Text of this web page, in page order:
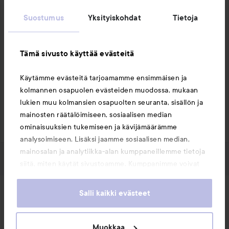
Suostumus Yksityiskohdat Tietoja
Tämä sivusto käyttää evästeitä
Käytämme evästeitä tarjoamamme ensimmäisen ja
kolmannen osapuolen evästeiden muodossa, mukaan
lukien muu kolmansien osapuolten seuranta, sisällön ja
mainosten räätälöimiseen, sosiaalisen median
ominaisuuksien tukemiseen ja kävijämäärämme
analysoimiseen. Lisäksi jaamme sosiaalisen median,
mainosalan ja analytiikka-alan kumppaneillemme tietoja
heille tai joita on kerätty, kun olet käyttänyt heidän
evästeiden käytön.
Salli kaikki evästeet
Tykkää
Kirjaudu lähettääksesi kommentin
Uutuudet ja tarjoukset